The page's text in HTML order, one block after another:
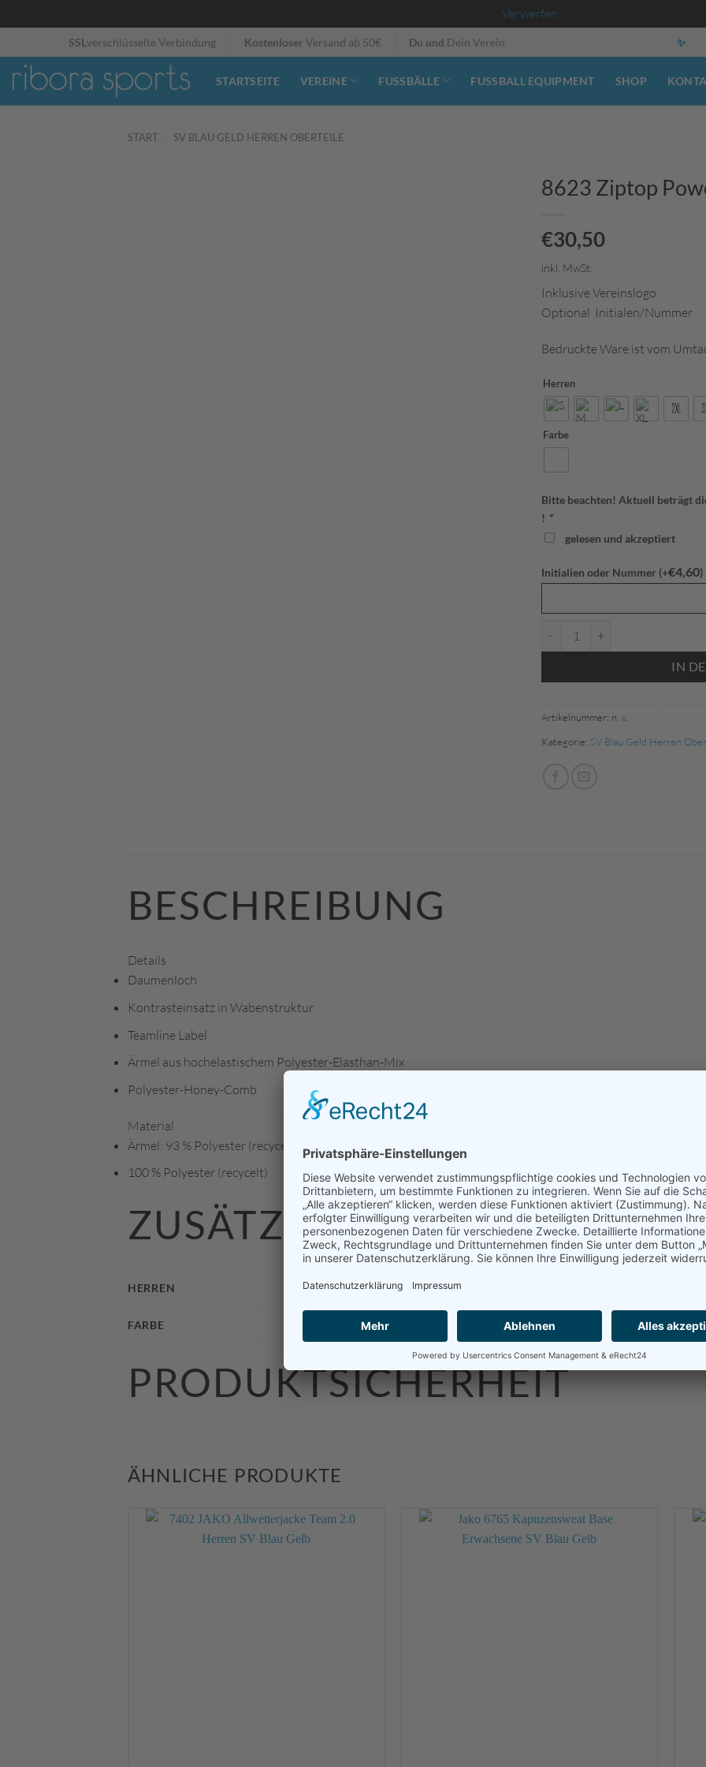
Verwerfen
Inhalt
springen
SSL verschlüsselte Verbindung Kostenloser Versand ab 50€ Du und Dein Verein ✨
STARTSEITE VEREINE FUSSBÄLLE FUSSBALL EQUIPMENT SHOP
START SV BLAU GELD HERREN OBERTEILE
8623 Ziptop
€30,50
inkl. MwSt.
Inklusive Vereinslogo
Optional Initialen/Nummer
Bedruckte Ware ist vom
Herren
Farbe
Bitte beachten! Aktuell beträgt
! *
gelesen und akzeptiert
Initialien oder Nummer (+€4,60)
IN
Artikelnummer: n. v.
Kategorie: SV Blau Geld Herren
BESCHREIBUNG
Details
Daumenloch
Kontrasteinsatz in Wabenstruktur
Teamline Label
Ärmel aus hochelastischem Polyester-Elasthan-Mix
Polyester-Honey-Comb
Material
Ärmel: 93 % Polyester (recycelt), 7 % Elasthan
100 % Polyester (recycelt)
ZUSÄTZLICHE
HERREN S, M, L, XL, 2XL, 3XL
FARBE
PRODUKTSICHERHEIT
ÄHNLICHE PRODUKTE